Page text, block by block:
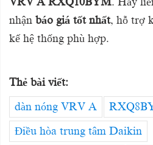
nhận báo giá tốt nhất, hỗ trợ
kế hệ thống phù hợp.
Thẻ bài viết:
dàn nóng VRV A
Điều hòa trung tâm Daikin